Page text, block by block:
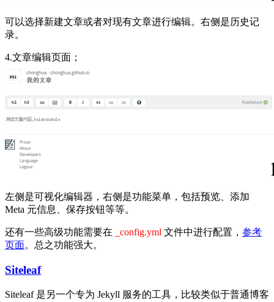
可以选择新建文章或者对现有文章进行编辑。右侧是历史记
录。
4.文章编辑页面；
左侧是可视化编辑器，右侧是功能菜单，包括预览、添加
Meta 元信息、保存按钮等等。
还有一些高级功能需要在 _config.yml 文件中进行配置， 参考
页面。总之功能强大。
Siteleaf
Siteleaf 是另一个专为 Jekyll 服务的工具，比较类似于普通博客